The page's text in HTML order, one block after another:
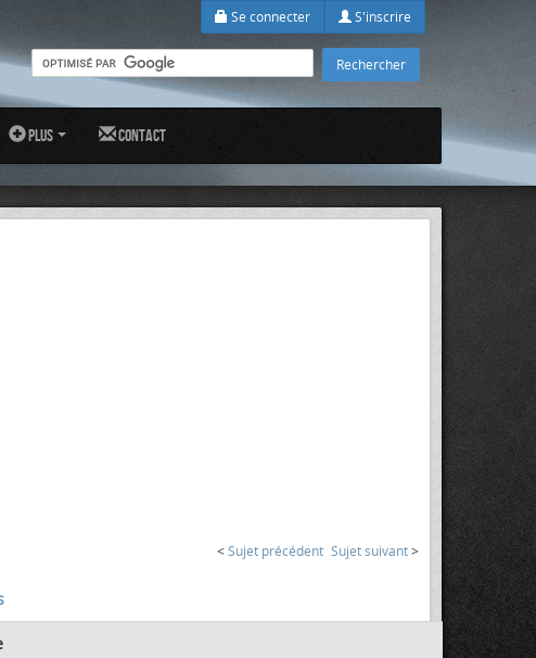
Se connecter S'inscrire
Plus Contact
< Sujet précédent Sujet suivant >